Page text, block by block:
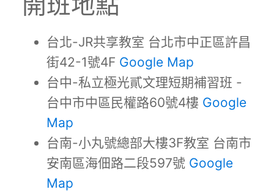
台北-JR共享教室 台北市中正區許昌
街42-1號4F Google Map
台中-私立極光貳文理短期補習班 -
台中市中區民權路60號4樓 Google
Map
台南-小丸號總部大樓3F教室 台南市
安南區海佃路二段597號 Google
Map